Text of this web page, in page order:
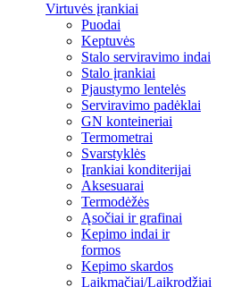
Virtuvės įrankiai
Puodai
Keptuvės
Stalo serviravimo indai
Stalo įrankiai
Pjaustymo lentelės
Serviravimo padėklai
GN konteineriai
Termometrai
Svarstyklės
Įrankiai konditerijai
Aksesuarai
Termodėžės
Ąsočiai ir grafinai
Kepimo indai ir
formos
Kepimo skardos
Laikmačiai/Laikrodžiai